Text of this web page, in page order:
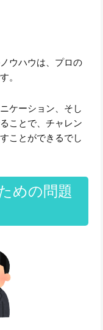
ウハウは、プロの
。
ケーション、そし
ことで、チャレン
ことができるでし
めの問題